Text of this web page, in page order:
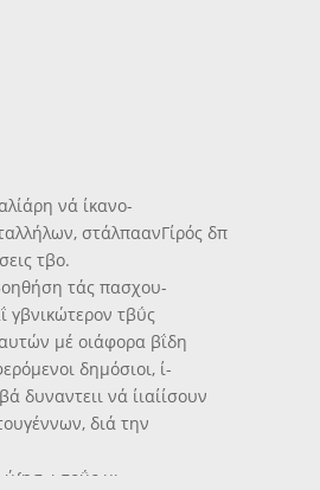
νά ίκανο-
στάλπαανΓίρός δπ
τβο.
τάς πασχου-
γβνικώτερον τβΰς
μέ οιάφορα βΐδη
δημόσιοι, ί-
δυναντειι νά ίιαίίσουν
διά την
τοΰς μι-